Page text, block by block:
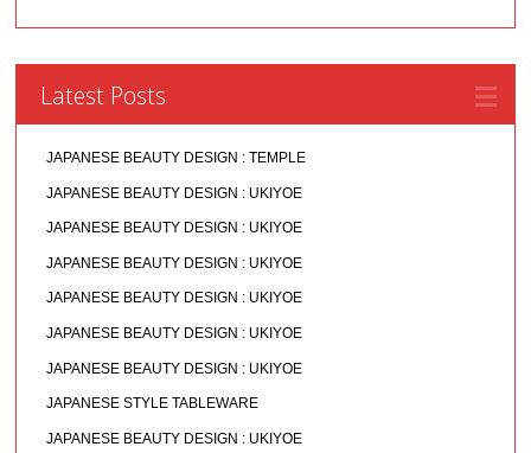
Latest Posts
JAPANESE BEAUTY DESIGN : TEMPLE
JAPANESE BEAUTY DESIGN : UKIYOE
JAPANESE BEAUTY DESIGN : UKIYOE
JAPANESE BEAUTY DESIGN : UKIYOE
JAPANESE BEAUTY DESIGN : UKIYOE
JAPANESE BEAUTY DESIGN : UKIYOE
JAPANESE BEAUTY DESIGN : UKIYOE
JAPANESE STYLE TABLEWARE
JAPANESE BEAUTY DESIGN : UKIYOE